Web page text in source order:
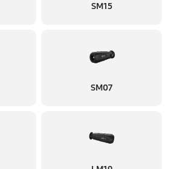
SM15
SM07